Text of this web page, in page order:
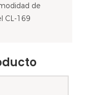
de
CL-169